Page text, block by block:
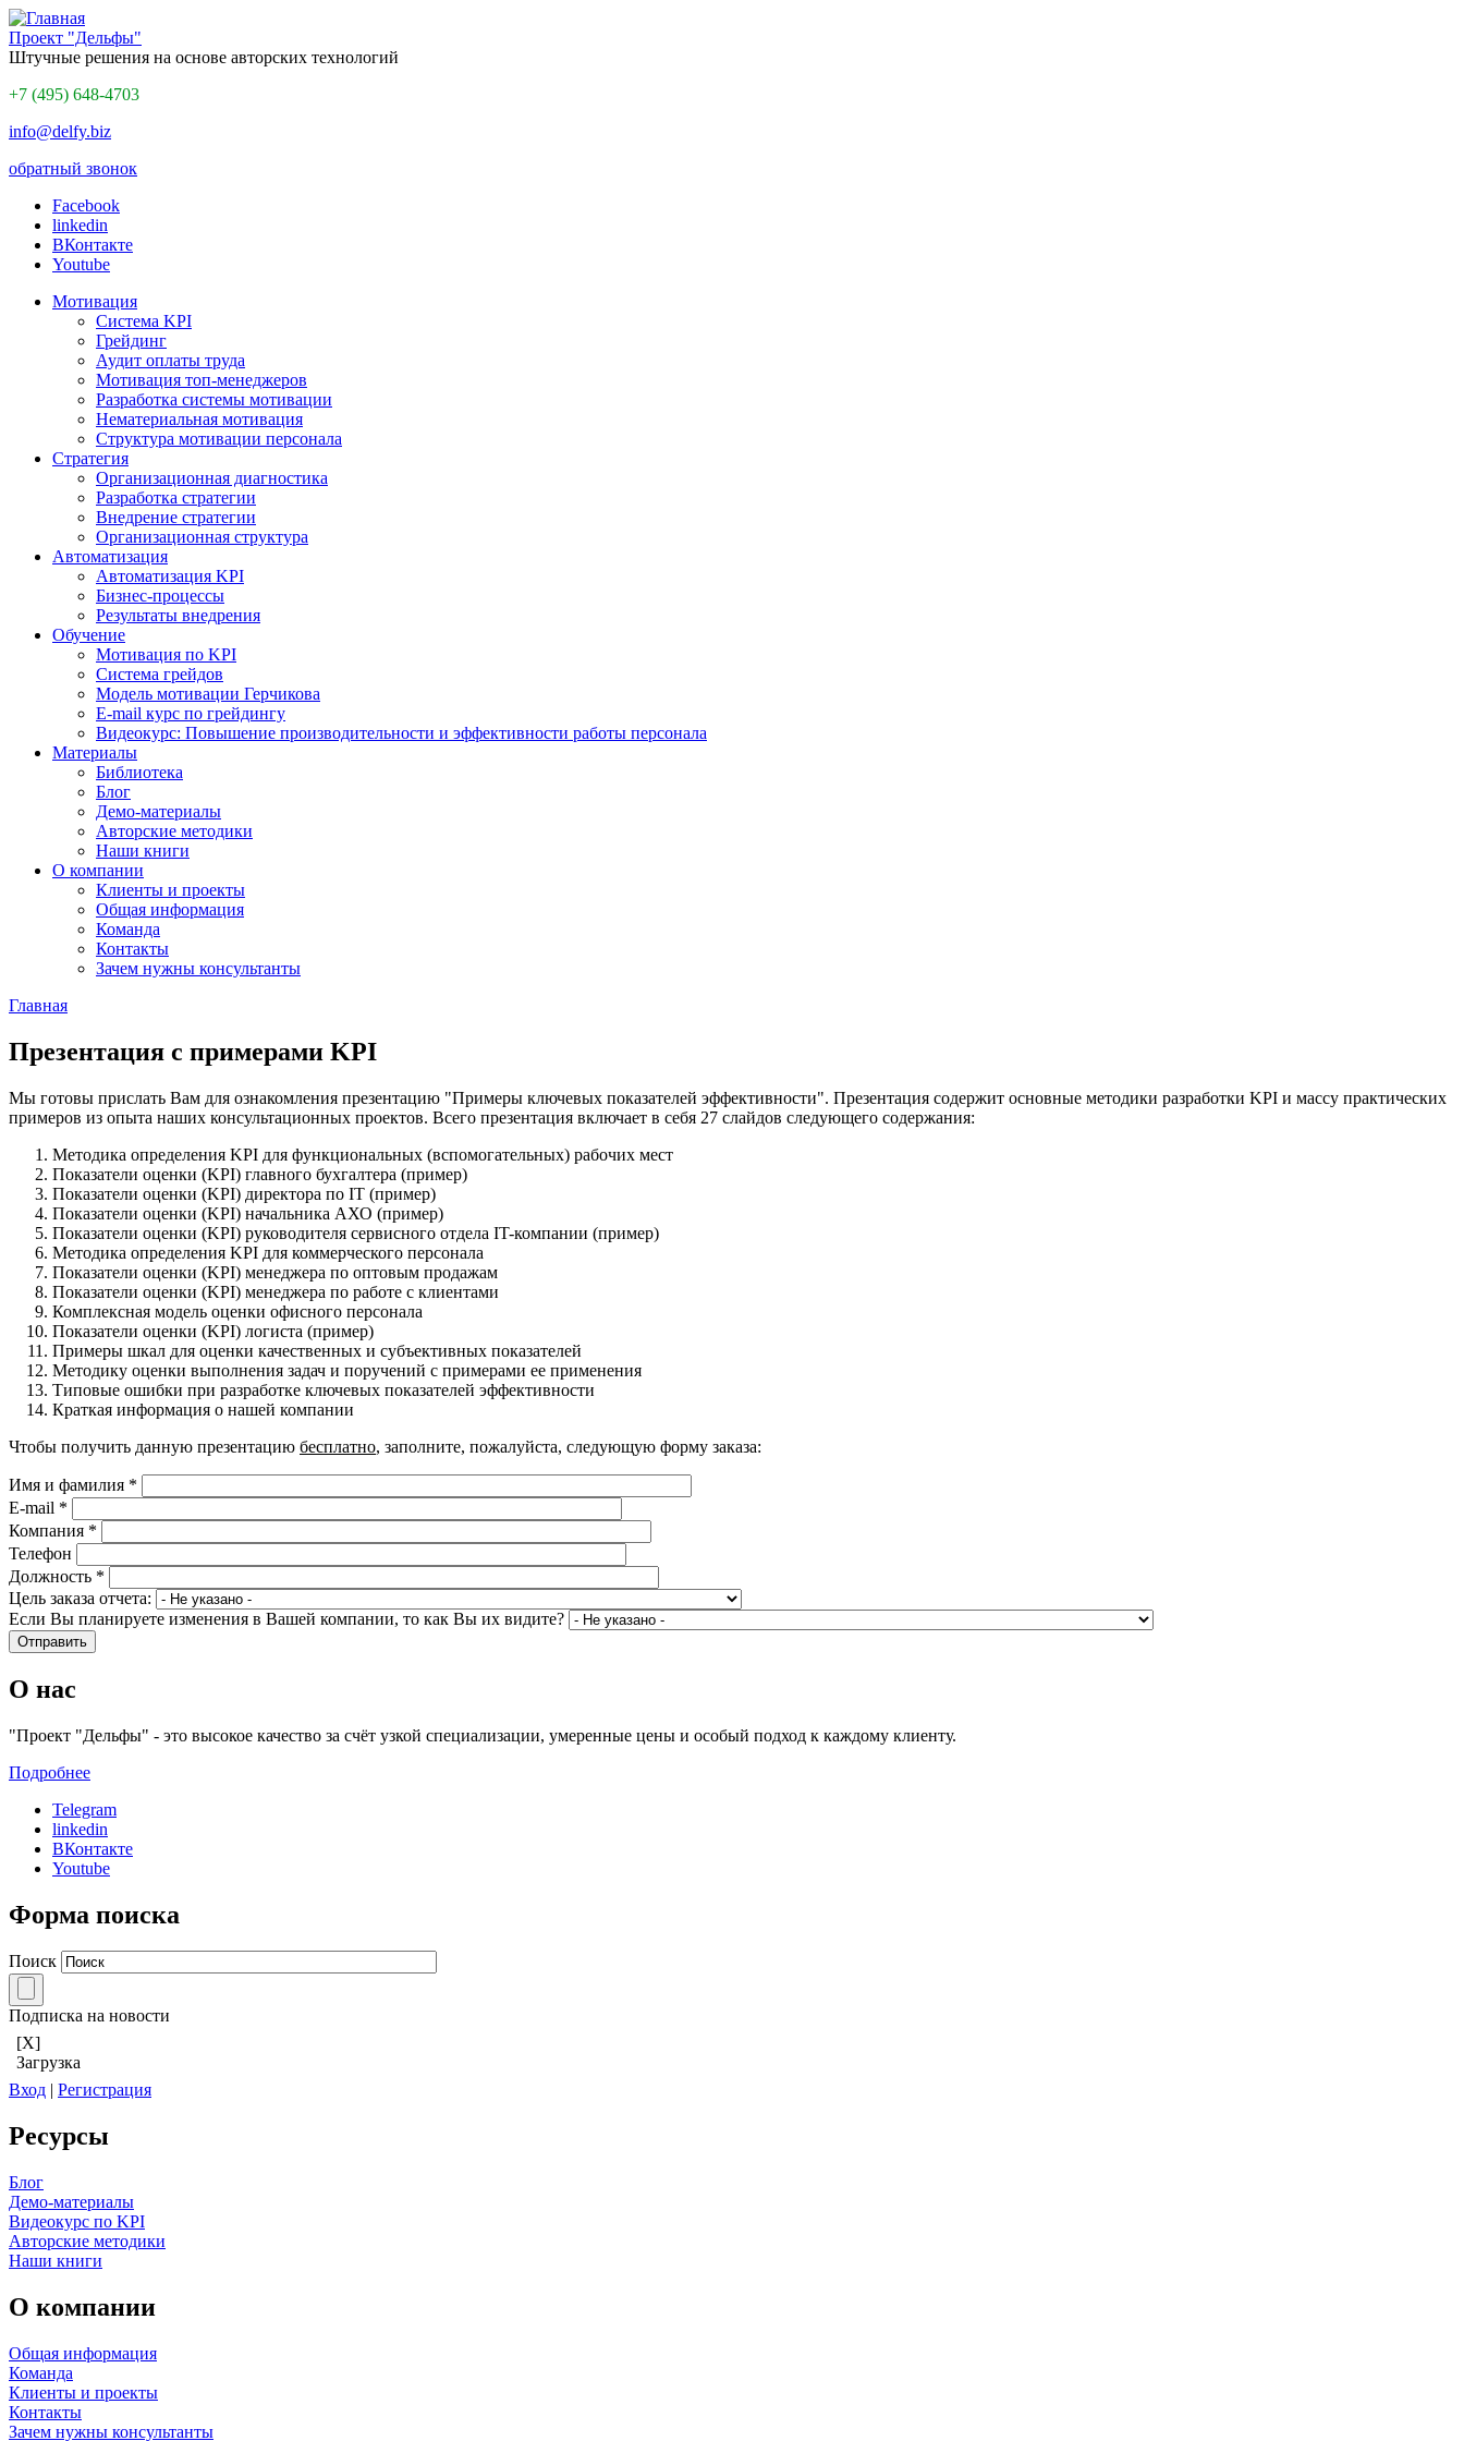
Проект "Дельфы"
Штучные решения на основе авторских технологий
+7 (495) 648-4703
info@delfy.biz
обратный звонок
Facebook
linkedin
ВКонтакте
Youtube
Мотивация
Система KPI
Грейдинг
Аудит оплаты труда
Мотивация топ-менеджеров
Разработка системы мотивации
Нематериальная мотивация
Структура мотивации персонала
Стратегия
Организационная диагностика
Разработка стратегии
Внедрение стратегии
Организационная структура
Автоматизация
Автоматизация KPI
Бизнес-процессы
Результаты внедрения
Обучение
Мотивация по KPI
Система грейдов
Модель мотивации Герчикова
E-mail курс по грейдингу
Видеокурс: Повышение производительности и эффективности работы персонала
Материалы
Библиотека
Блог
Демо-материалы
Авторские методики
Наши книги
О компании
Клиенты и проекты
Общая информация
Команда
Контакты
Зачем нужны консультанты
Главная
Презентация с примерами KPI
Мы готовы прислать Вам для ознакомления презентацию "Примеры ключевых показателей эффективности". Презентация содержит основные методики разработки KPI и массу практических
примеров из опыта наших консультационных проектов. Всего презентация включает в себя 27 слайдов следующего содержания:
Методика определения KPI для функциональных (вспомогательных) рабочих мест
Показатели оценки (KPI) главного бухгалтера (пример)
Показатели оценки (KPI) директора по IT (пример)
Показатели оценки (KPI) начальника АХО (пример)
Показатели оценки (KPI) руководителя сервисного отдела IT-компании (пример)
Методика определения KPI для коммерческого персонала
Показатели оценки (KPI) менеджера по оптовым продажам
Показатели оценки (KPI) менеджера по работе с клиентами
Комплексная модель оценки офисного персонала
Показатели оценки (KPI) логиста (пример)
Примеры шкал для оценки качественных и субъективных показателей
Методику оценки выполнения задач и поручений с примерами ее применения
Типовые ошибки при разработке ключевых показателей эффективности
Краткая информация о нашей компании
Чтобы получить данную презентацию бесплатно, заполните, пожалуйста, следующую форму заказа:
Имя и фамилия *
E-mail *
Компания *
Телефон
Должность *
Цель заказа отчета:
Если Вы планируете изменения в Вашей компании, то как Вы их видите?
О нас
"Проект "Дельфы" - это высокое качество за счёт узкой специализации, умеренные цены и особый подход к каждому клиенту.
Подробнее
Telegram
linkedin
ВКонтакте
Youtube
Форма поиска
Поиск
Подписка на новости
[X]
Загрузка
Вход | Регистрация
Ресурсы
Блог
Демо-материалы
Видеокурс по KPI
Авторские методики
Наши книги
О компании
Общая информация
Команда
Клиенты и проекты
Контакты
Зачем нужны консультанты